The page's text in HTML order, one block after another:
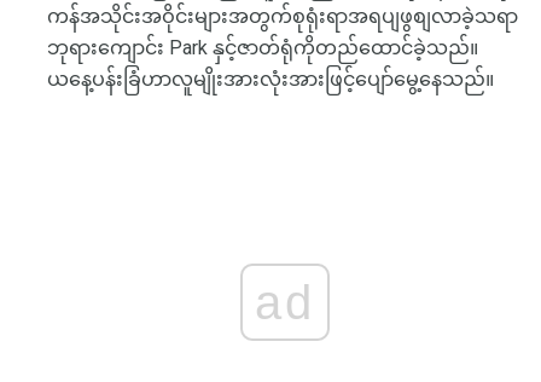
ကန်အသိုင်းအဝိုင်းများအတွက်စုရုံးရာအရပျဖွစျလာခဲ့သရာ
ဘုရားကျောင်း Park နှင့်ဇာတ်ရုံကိုတည်ထောင်ခဲ့သည်။
ယနေ့ပန်းခြံဟာလူမျိုးအားလုံးအားဖြင့်ပျော်မွေ့နေသည်။
ad